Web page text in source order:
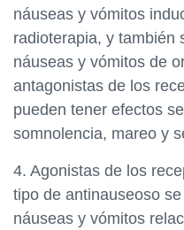
náuseas y vómitos
radioterapia, y también
náuseas y vómitos de
antagonistas de los
pueden tener efectos
somnolencia, mareo y
4. Agonistas de los
tipo de antinauseoso
náuseas y vómitos